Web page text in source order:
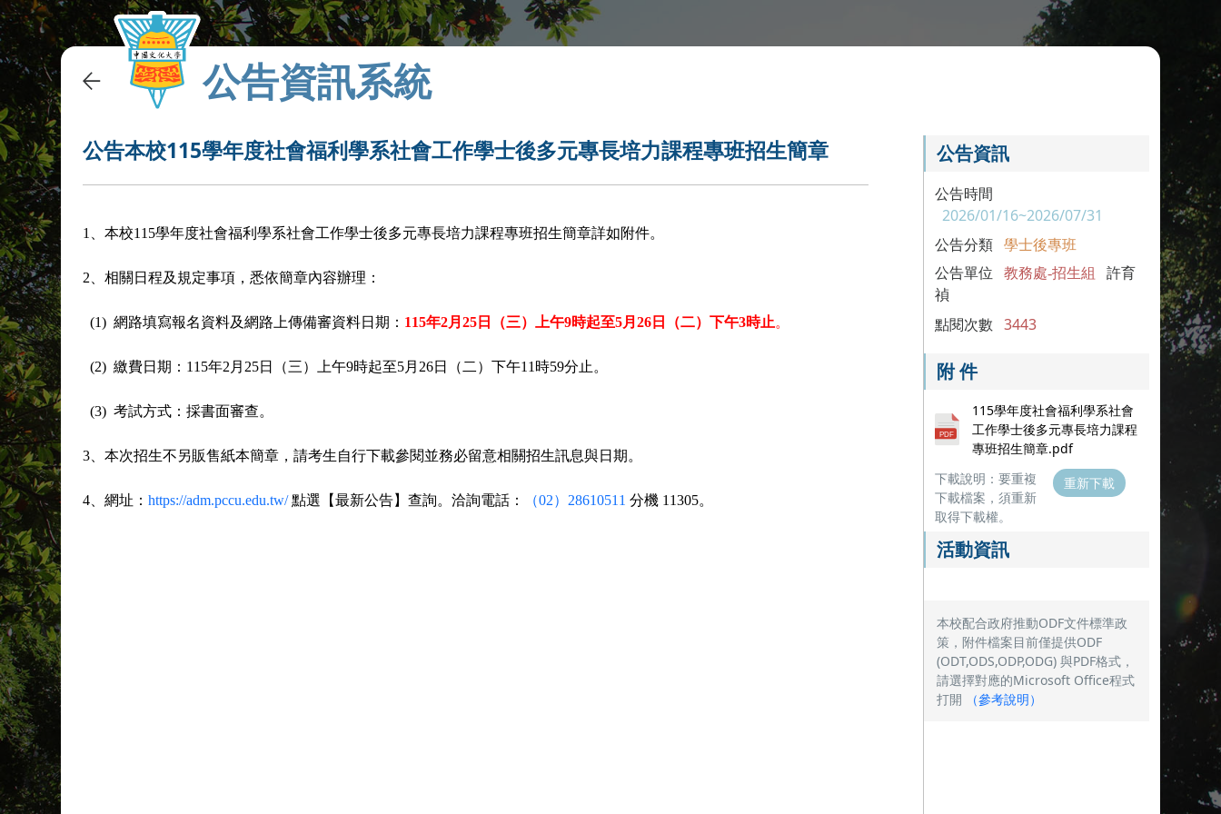
公告資訊系統
公告本校115學年度社會福利學系社會工作學士後多元專長培力課程專班招生簡章
1、本校115學年度社會福利學系社會工作學士後多元專長培力課程專班招生簡章詳如附件。
2、相關日程及規定事項，悉依簡章內容辦理：
(1) 網路填寫報名資料及網路上傳備審資料日期： 115年2月25 日（三）上午9時起至5月26 日（二）下午3時止。
(2) 繳費日期：115年2月25日（三）上午9時起至5月26日（二）下午11時59分止。
(3) 考試方式：採書面審查。
3、本次招生不另販售紙本簡章，請考生自行下載參閱並務必留意相關招生訊息與日期。
4、網址：https://adm.pccu.edu.tw/ 點選【最新公告】查詢。洽詢電話： （02）28610511 分機 11305。
公告資訊
公告時間
2026/01/16~2026/07/31
公告分類 學士後專班
公告單位 教務處-招生組
許育
禎
點閱次數 3443
附 件
115學年度社會福利學系社會
工作學士後多元專長培力課程
專班招生簡章.pdf
下載說明：要重複
下載檔案，須重新
取得下載權。
重新下載
活動資訊
本校配合政府推動ODF文件標準政
策，附件檔案目前僅提供ODF
(ODT,ODS,ODP,ODG) 與PDF格式，
請選擇對應的Microsoft Office程式
打開
（參考說明）